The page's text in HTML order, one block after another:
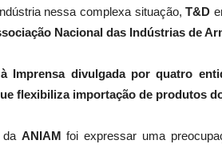
nessa complexa situação, T&D
Nacional das Indústrias de
divulgada por quatro
flexibiliza importação de produtos
ANIAM foi expressar uma